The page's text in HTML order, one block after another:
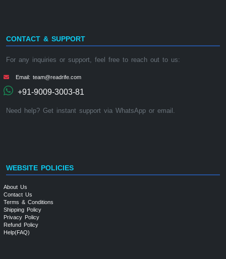
CONTACT & SUPPORT
For any inquiries or support, feel free to reach out to us:
Email: team@readrife.com
+91-9009-3003-81
Need help? Get instant support via WhatsApp or email.
WEBSITE POLICIES
About Us
Contact Us
Terms & Conditions
Shipping Policy
Privacy Policy
Refund Policy
Help(FAQ)